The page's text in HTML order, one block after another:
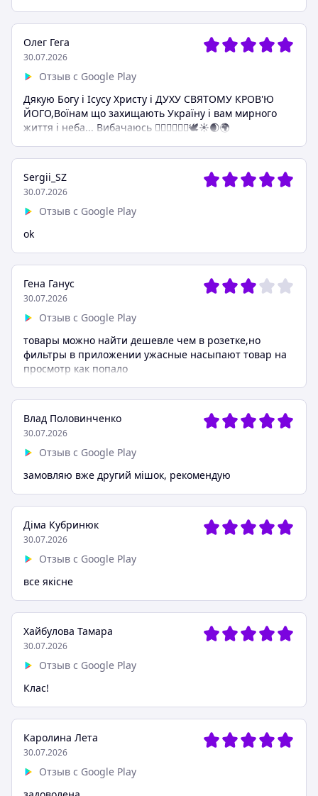
Олег Гега
30.07.2026
Отзыв с Google Play
Дякую Богу і Ісусу Христу і ДУХУ СВЯТОМУ КРОВ'Ю
ЙОГО,Воїнам що захищають Україну і вам мирного
життя і неба... Вибачаюсь ❤️‍🔥🙏🌠🇺🇦🕊️☀️🌒🌍
Sergii_SZ
30.07.2026
Отзыв с Google Play
ok
Гена Ганус
30.07.2026
Отзыв с Google Play
товары можно найти дешевле чем в розетке,но
фильтры в приложении ужасные насыпают товар на
просмотр как попало
Влад Половинченко
30.07.2026
Отзыв с Google Play
замовляю вже другий мішок, рекомендую
Діма Кубринюк
30.07.2026
Отзыв с Google Play
все якісне
Хайбулова Тамара
30.07.2026
Отзыв с Google Play
Клас!
Каролина Лета
30.07.2026
Отзыв с Google Play